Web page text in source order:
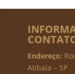
Endereço:
Atibaia – SP